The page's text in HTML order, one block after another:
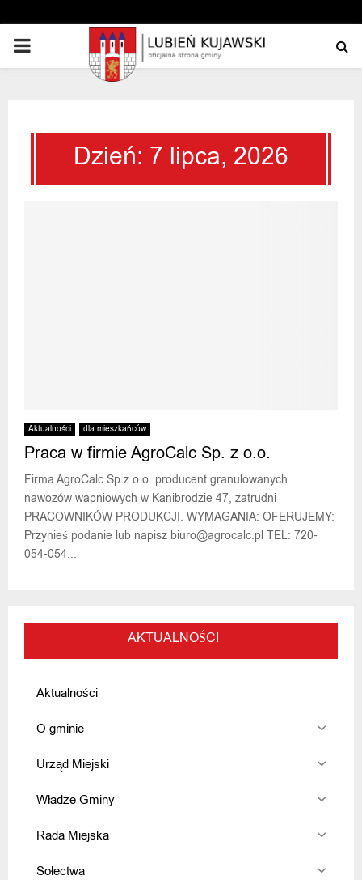
PRIMARY
Dzień: 7 lipca, 2026
Aktualności dla mieszkańców
Praca w firmie AgroCalc Sp. z o.o.
Firma AgroCalc Sp.z o.o. producent granulowanych
nawozów wapniowych w Kanibrodzie 47, zatrudni
PRACOWNIKÓW PRODUKCJI. WYMAGANIA: OFERUJEMY:
Przynieś podanie lub napisz biuro@agrocalc.pl TEL: 720-
054-054...
AKTUALNOŚCI
Aktualności
O gminie
Urząd Miejski
Władze Gminy
Rada Miejska
Sołectwa